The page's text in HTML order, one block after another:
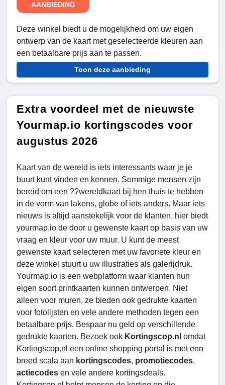
AANBIEDING
Deze winkel biedt u de mogelijkheid om uw eigen
ontwerp van de kaart met geselecteerde kleuren aan
een betaalbare prijs aan te passen.
Toon deze aanbieding
Extra voordeel met de nieuwste
Yourmap.io kortingscodes voor
augustus 2026
Kaart van de wereld is iets interessants waar je je
buurt kunt vinden en kennen. Sommige mensen zijn
bereid om een ??wereldkaart bij hen thuis te hebben
in de vorm van lakens, globe of iets anders. Maar iets
nieuws is altijd aanstekelijk voor de klanten, hier biedt
yourmap.io de door u gewenste kaart op basis van uw
vraag en kleur voor uw muur. U kunt de meest
gewenste kaart selecteren met uw favoriete kleur en
deze winkel stuurt u uw illustraties als galerijdruk.
Yourmap.io is een webplatform waar klanten hun
eigen soort printkaarten kunnen ontwerpen. Niet
alleen voor muren, ze bieden ook gedrukte kaarten
voor fotolijsten en vele andere methoden tegen een
betaalbare prijs. Bespaar nu geld op verschillende
gedrukte kaarten. Bezoek ook Kortingscop.nl omdat
Kortingscop.nl een online shopping portal is met een
breed scala aan kortingscodes, promotiecodes,
actiecodes en vele andere kortingsdeals.